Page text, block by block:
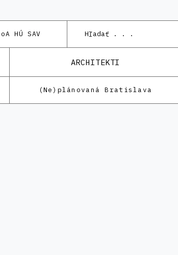
oA HÚ SAV
ARCHITEKTI
(Ne)plánovaná Bratislava